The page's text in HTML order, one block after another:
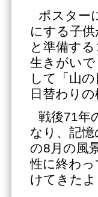
ポスター
にする子
と準備す
生きがい
して「山
日替わりの
戦後71年
なり、記
の8月の風
性に終わ
けてきたよ